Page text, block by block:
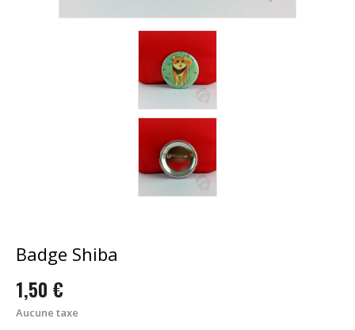
Badge Shiba
1,50 €
Aucune taxe